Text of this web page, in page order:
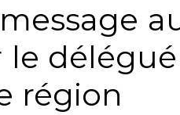
le
région